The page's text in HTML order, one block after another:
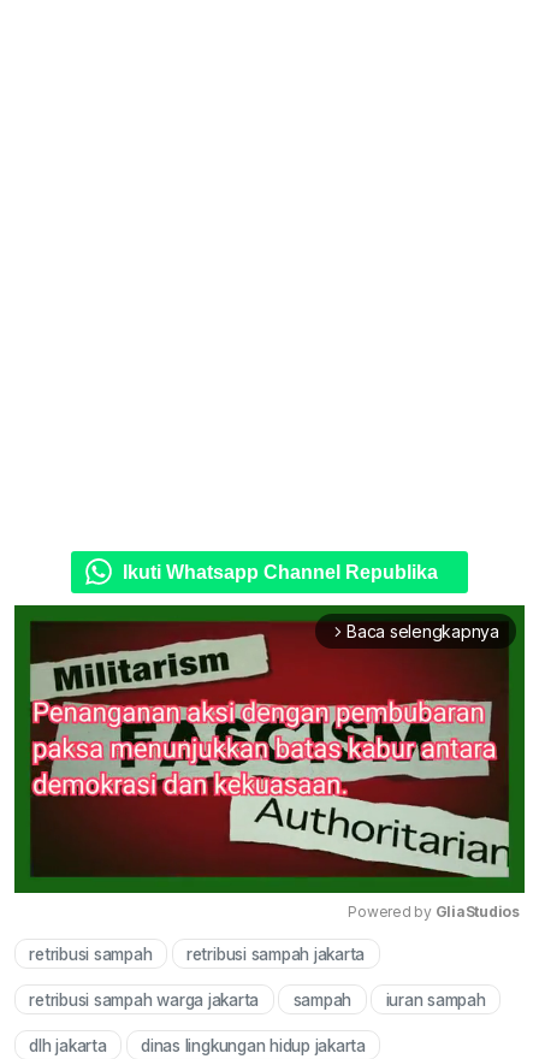
Ikuti Whatsapp Channel Republika
arrow_forward_ios Baca selengkapnya
Powered by GliaStudios
retribusi sampah retribusi sampah jakarta
retribusi sampah warga jakarta sampah iuran sampah
dlh jakarta dinas lingkungan hidup jakarta